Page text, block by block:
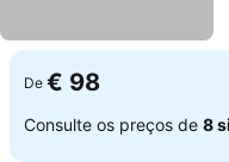
De € 98
Consulte os preços de 8